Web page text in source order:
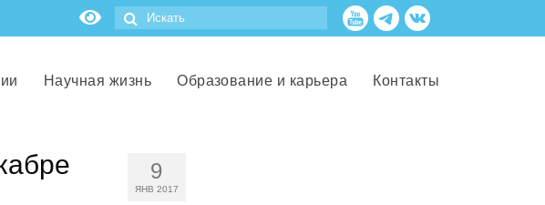
Научная жизнь Образование и карьера Контакты
9
ЯНВ 2017